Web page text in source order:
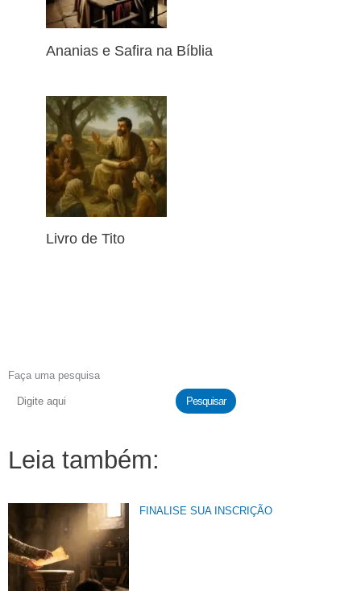
Ananias e Safira na Bíblia
Livro de Tito
Faça uma pesquisa
Pesquisar
Leia também:
FINALISE SUA INSCRIÇÃO